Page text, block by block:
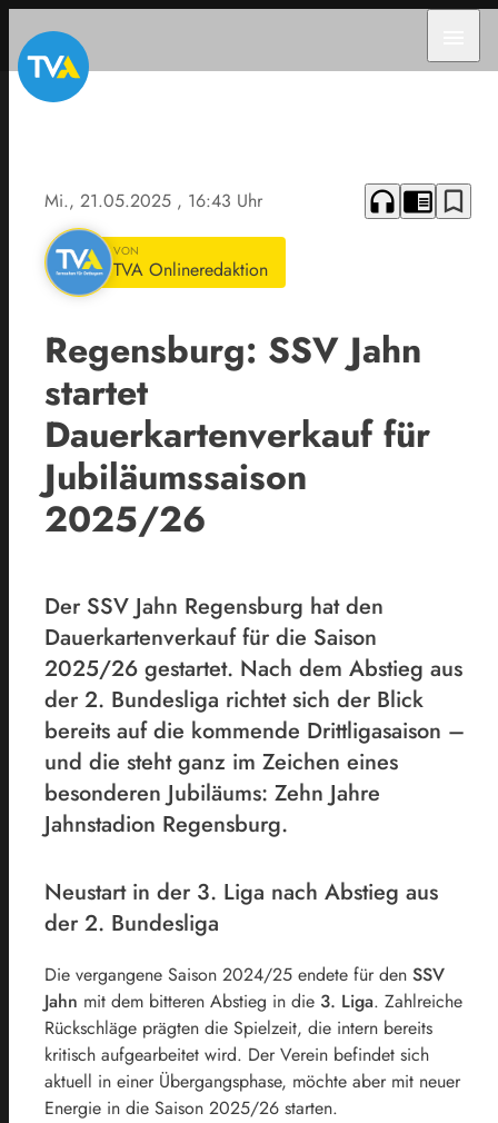
Mi., 21.05.2025 , 16:43 Uhr headphones chrome_reader_mode bookmark_border
VON
TVA Onlineredaktion
Regensburg: SSV Jahn
startet
Dauerkartenverkauf für
Jubiläumssaison
2025/26
Der SSV Jahn Regensburg hat den
Dauerkartenverkauf für die Saison
2025/26 gestartet. Nach dem Abstieg aus
der 2. Bundesliga richtet sich der Blick
bereits auf die kommende Drittligasaison –
und die steht ganz im Zeichen eines
besonderen Jubiläums: Zehn Jahre
Jahnstadion Regensburg.
Neustart in der 3. Liga nach Abstieg aus
der 2. Bundesliga
Die vergangene Saison 2024/25 endete für den SSV
Jahn mit dem bitteren Abstieg in die 3. Liga. Zahlreiche
Rückschläge prägten die Spielzeit, die intern bereits
kritisch aufgearbeitet wird. Der Verein befindet sich
aktuell in einer Übergangsphase, möchte aber mit neuer
Energie in die Saison 2025/26 starten.